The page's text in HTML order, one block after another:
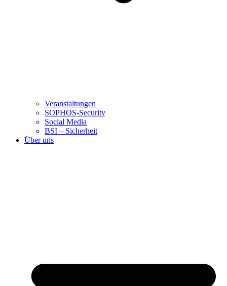
Veranstaltungen
SOPHOS-Security
Social Media
BSI – Sicherheit
Über uns